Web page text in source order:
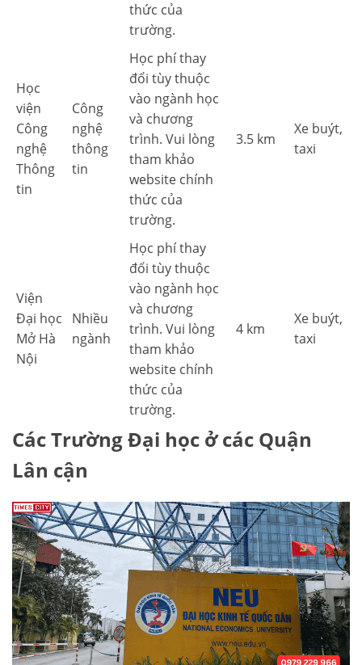
thức của
trường.
Học
viện
Công
nghệ
Thông
tin
Công
nghệ
thông
tin
Học phí thay
đổi tùy thuộc
vào ngành học
và chương
trình. Vui lòng
tham khảo
website chính
thức của
trường.
3.5 km
Xe buýt,
taxi
Viện
Đại học
Mở Hà
Nội
Nhiều
ngành
Học phí thay
đổi tùy thuộc
vào ngành học
và chương
trình. Vui lòng
tham khảo
website chính
thức của
trường.
4 km
Xe buýt,
taxi
Các Trường Đại học ở các Quận
Lân cận